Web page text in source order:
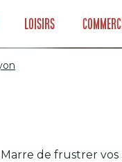
Loisirs
de frustrer